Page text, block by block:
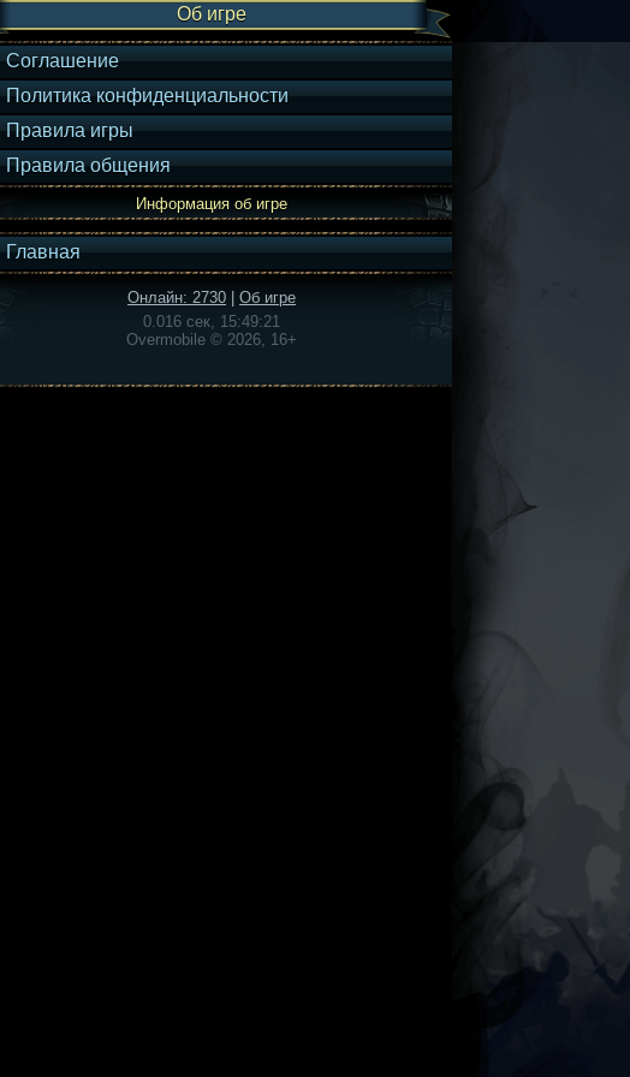
Об игре
Соглашение
Политика конфиденциальности
Правила игры
Правила общения
Информация об игре
Главная
Онлайн: 2730
Об игре
0.016 сек, 15:49:21
Overmobile © 2026, 16+